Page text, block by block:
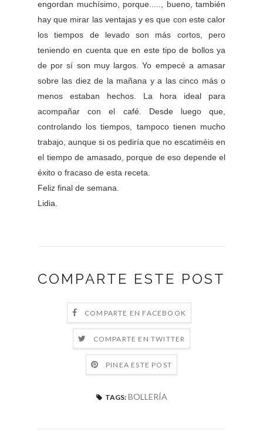
engordan muchísimo, porque....., bueno, también
hay que mirar las ventajas y es que con este calor
los tiempos de levado son más cortos, pero
teniendo en cuenta que en este tipo de bollos ya
de por sí son muy largos. Yo empecé a amasar
sobre las diez de la mañana y a las cinco más o
menos estaban hechos. La hora ideal para
acompañar con el café. Desde luego que,
controlando los tiempos, tampoco tienen mucho
trabajo, aunque si os pediría que no escatiméis en
el tiempo de amasado, porque de eso depende el
éxito o fracaso de esta receta.
Feliz final de semana.
Lidia.
COMPARTE ESTE POST
COMPARTE EN FACEBOOK
COMPARTE EN TWITTER
PINEA ESTE POST
TAGS: BOLLERÍA